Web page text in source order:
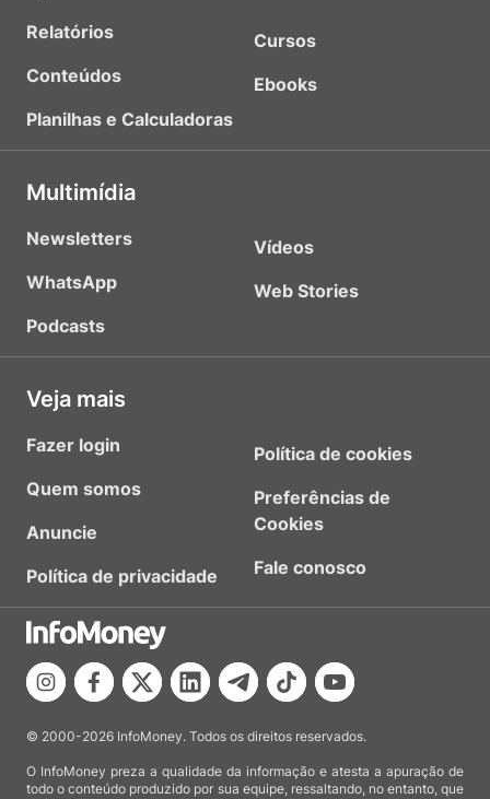
Relatórios
Conteúdos
Planilhas e Calculadoras
Cursos
Ebooks
Multimídia
Newsletters
WhatsApp
Podcasts
Vídeos
Web Stories
Veja mais
Fazer login
Quem somos
Anuncie
Política de privacidade
Política de cookies
Preferências de
Cookies
Fale conosco
© 2000-2026 InfoMoney. Todos os direitos reservados.
O InfoMoney preza a qualidade da informação e atesta a apuração de
todo o conteúdo produzido por sua equipe, ressaltando, no entanto, que